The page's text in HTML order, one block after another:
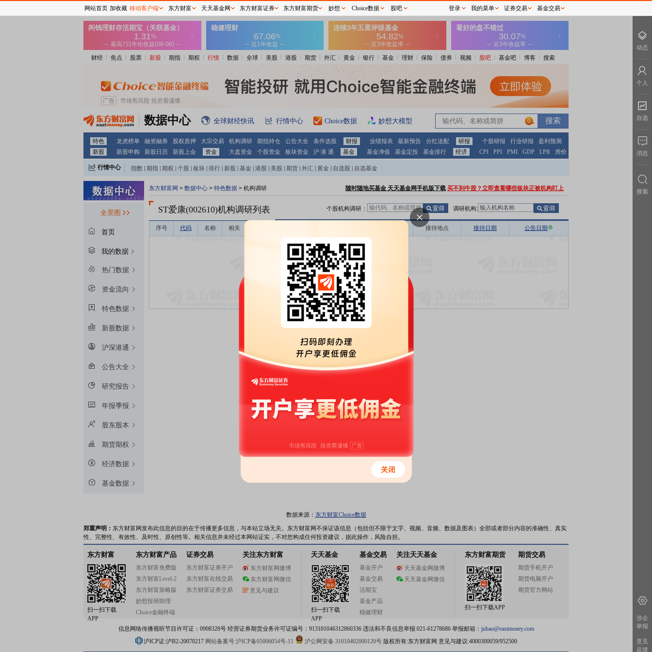
财经 焦点 股票 新股 期指 期权 行情 数据 全球 美股 港股 期货 外汇 黄金 银行 基金 理财 保险 债券 视频 股吧 基金吧 博客 搜索
数据中心 全球财经快讯 行情中心 Choice数据 妙想大模型 0
特色 龙虎榜单 融资融券 股权质押 大宗交易 机构调研 期指持仓 公告大全 条件选股 财报 业绩报表 最新预告 分红送配 研报 个股研报 行业研报
盈利预测
新股
新股申购 新股日历 新股上会 资金 大盘资金 个股资金 板块资金 沪 港 通 基金 基金净值 基金定投 基金排行 经济 CPI PPI PMI GDP LPR 房价
行情中心 指数 期指 期权 个股 板块 排行 新股 基金 港股 美股 期货 外汇 黄金 自选股 自选基金
全景图
首页
我的数据
热门数据
资金流向
特色数据
新股数据
沪深港通
公告大全
研究报告
年报季报
股东股本
期货期权
经济数据
基金数据
东方财富网 > 数据中心 > 特色数据 > 机构调研 随时随地买基金 天天基金网手机版下载 买不到牛股？立即查看哪些板块正被机构盯上
ST爱康(002610)机构调研列表 个股机构调研： 调研机构:
序号 代码 名称 相关 接待地点 接待日期 公告日期
暂无数据
数据来源： 东方财富Choice数据
郑重声明： 东方财富网发布此信息的目的在于传播更多信息，与本站立场无关。东方财富网不保证该信息（包括但不限于文字、视频、音频、数据及图表）全部或者部分内容的准确性、真实
性、完整性、有效性、及时性、原创性等。相关信息并未经过本网站证实，不对您构成任何投资建议，据此操作，风险自担。
东方财富
扫一扫下载
APP
东方财富产品
东方财富免费版
东方财富Level-2
东方财富策略版
妙想投研助理
Choice金融终端
证券交易
东方财富证券开户
东方财富在线交易
东方财富证券交易
关注东方财富
东方财富网微博
东方财富网微信
意见与建议
天天基金
扫一扫下载
APP
基金交易
基金开户
基金交易
活期宝
基金产品
稳健理财
关注天天基金
天天基金网微博
天天基金网微信
东方财富期货
扫一扫下载APP
期货交易
期货手机开户
期货电脑开户
期货官方网站
信息网络传播视听节目许可证：0908328号 经营证券期货业务许可证编号：913101046312860336 违法和不良信息举报:021-61278686 举报邮箱： jubao@eastmoney.com
沪ICP证:沪B2-20070217 网站备案号:沪ICP备05006054号-11 沪公网安备 31010402000120号版权所有:东方财富网 意见与建议:4000300059/952500
网站首页 加收藏 移动客户端 东方财富 天天基金网 东方财富证券 东方财富期货 妙想 Choice数据 股吧 登录 我的菜单 证券交易 基金交易
动态
个人
自选
消息
搜索
涉企
举报
意见
反馈